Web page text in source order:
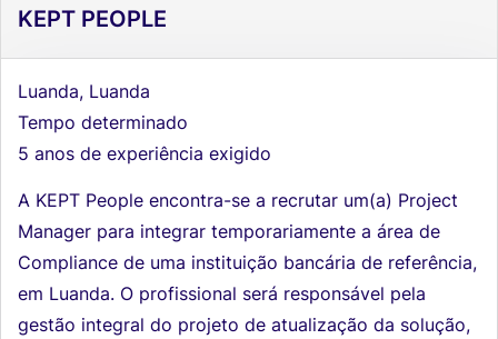
KEPT PEOPLE
Luanda, Luanda
Tempo determinado
5 anos de experiência exigido
A KEPT People encontra-se a recrutar um(a) Project
Manager para integrar temporariamente a área de
Compliance de uma instituição bancária de referência,
em Luanda. O profissional será responsável pela
gestão integral do projeto de atualização da solução,